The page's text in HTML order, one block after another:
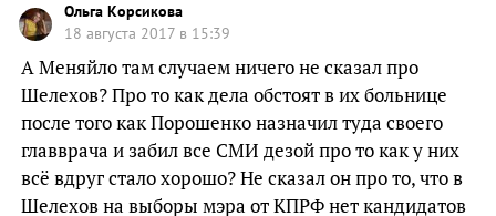
Ольга Корсикова
18 августа 2017 в 15:39
А Меняйло там случаем ничего не сказал про
Шелехов? Про то как дела обстоят в их больнице
после того как Порошенко назначил туда своего
главврача и забил все СМИ дезой про то как у них
всё вдруг стало хорошо? Не сказал он про то, что в
Шелехов на выборы мэра от КПРФ нет кандидатов